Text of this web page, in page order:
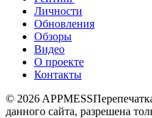
Личности
Обновления
Обзоры
Видео
О проекте
Контакты
© 2026 APPMESS
данного сайта, разрешена